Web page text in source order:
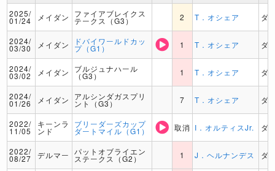
2025/
01/24 メイダン ファイアブレイクス
テークス（G3） 2 T．オシェア ダ
2024/
03/30 メイダン ドバイワールドカッ
プ（G1） 1 T．オシェア ダ
2024/
03/02 メイダン ブルジュナハール
（G3） 1 T．オシェア ダ
2024/
01/26 メイダン アルシンダガスプリ
ント（G3） 7 T．オシェア ダ
2022/
11/05
キーンラ
ンド
ブリーダーズカップ
ダートマイル（G1） 取消 I．オルティスJr. ダ
2022/
08/27 デルマー パットオブライエン
ステークス（G2） 1 J．ヘルナンデス ダ